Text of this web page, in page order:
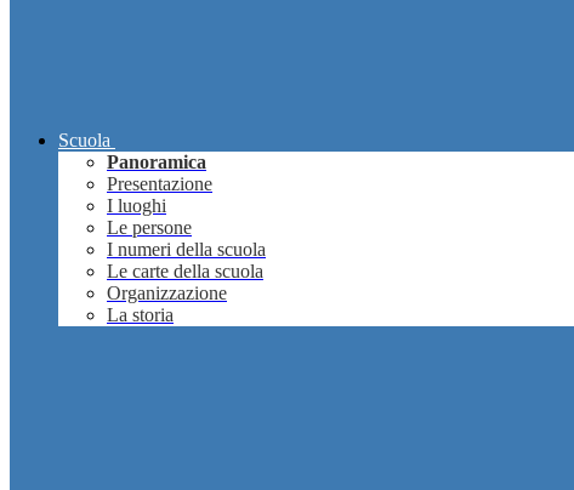
Scuola
Panoramica
Presentazione
I luoghi
Le persone
I numeri della scuola
Le carte della scuola
Organizzazione
La storia